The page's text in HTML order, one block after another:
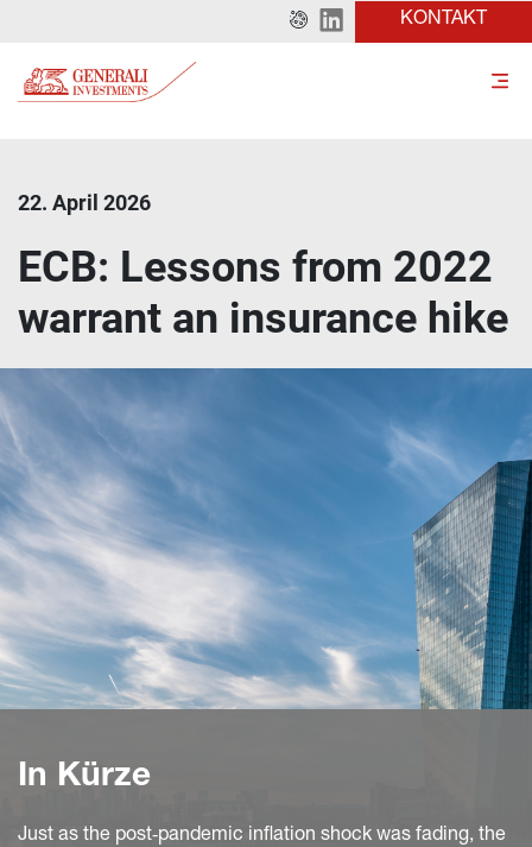
KONTAKT
22. April 2026
ECB: Lessons from 2022
warrant an insurance hike
In Kürze
Just as the post‑pandemic inflation shock was fading, the